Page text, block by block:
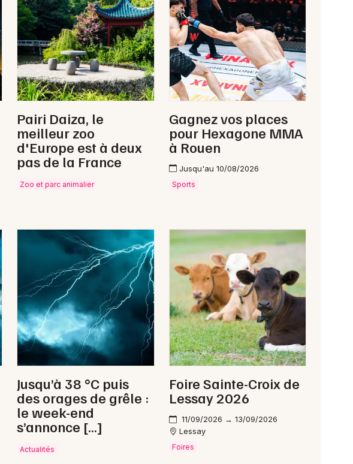
Newsletter des sorties
Artistes en tournée
Actus à Coutances
Magazine à Coutances
50 - Manche
Choisir mes départements
Mon email
Je m'abonne
Pairi Daiza, le
meilleur zoo
d'Europe est à deux
pas de la France
Zoo et parc animalier
Gagnez vos places
pour Hexagone MMA
à Rouen
Jusqu'au 10/08/2026
Sports
Jusqu’à 38 °C puis
des orages de grêle :
le week-end
s’annonce […]
Actualités
Foire Sainte-Croix de
Lessay 2026
11/09/2026 → 13/09/2026
Lessay
Foires